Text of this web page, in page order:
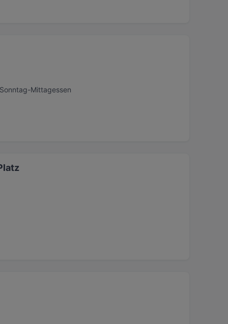
Mittagessen